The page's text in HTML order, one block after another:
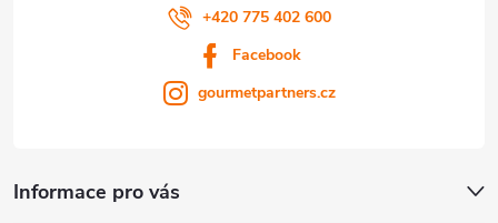
Informace pro vás
+420 775 402 600
Facebook
gourmetpartners.cz